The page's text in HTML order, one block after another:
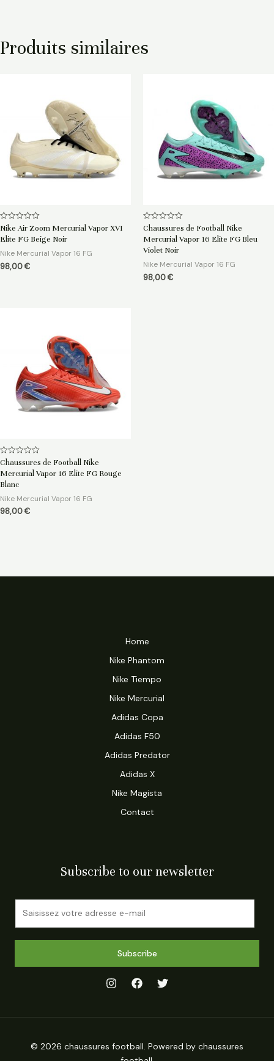
Produits similaires
Note
sur
Nike Air Zoom Mercurial Vapor XVI
Elite FG Beige Noir
Nike Mercurial Vapor 16 FG
98,00€
Note
sur
5
Chaussures de Football Nike
Mercurial Vapor 16 Elite FG Bleu
Violet Noir
Nike Mercurial Vapor 16 FG
98,00€
Note
sur
5
Chaussures de Football Nike
Mercurial Vapor 16 Elite FG Rouge
Blanc
Nike Mercurial Vapor 16 FG
98,00€
Home
Nike Phantom
Nike Tiempo
Nike Mercurial
Adidas Copa
Adidas F50
Adidas Predator
Adidas X
Nike Magista
Contact
Subscribe to our newsletter
Subscribe
© 2026 chaussures football. Powered by chaussures